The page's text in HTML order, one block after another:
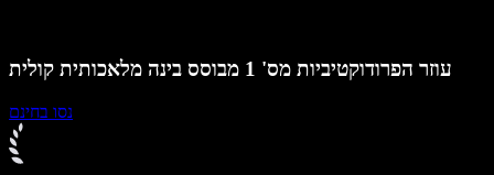
עוזר הפרודוקטיביות מס' 1 מבוסס בינה מלאכותית קולית
נסו בחינם